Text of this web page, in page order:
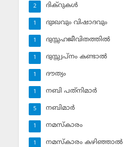
ദിക്‌റുകള്‍
2
ദുഃഖവും വിഷാദവും
1
ദുസ്സഹജീവിതത്തില്‍
1
ദുസ്സ്വപ്‌നം കണ്ടാല്‍
1
ദൗത്യം
1
നബി പത്‌നിമാര്‍
1
നബിമാര്‍
5
നമസ്‌കാരം
1
നമസ്‌കാരം കഴിഞ്ഞാല്‍
1